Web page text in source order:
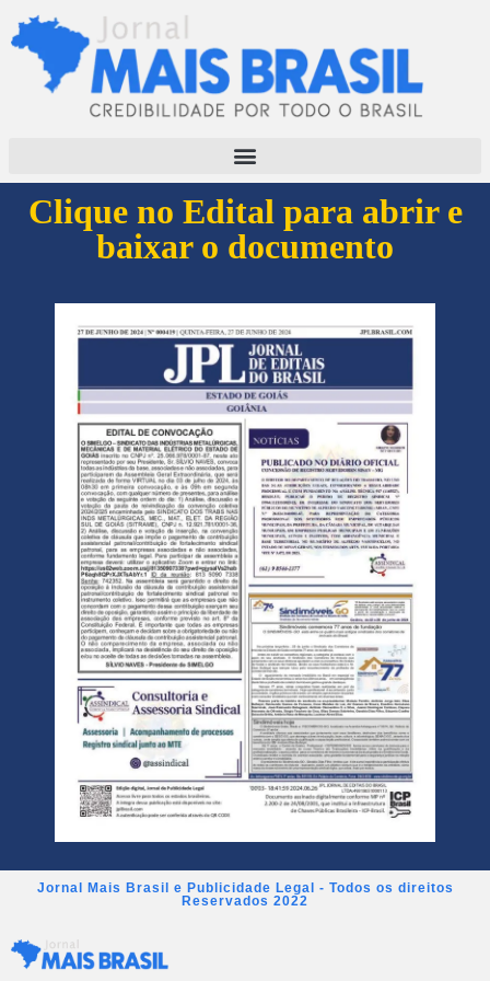
Clique no Edital para abrir e
baixar o documento
Jornal Mais Brasil e Publicidade Legal - Todos os direitos
Reservados 2022